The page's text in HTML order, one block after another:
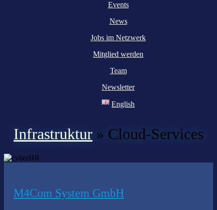
Events
News
Jobs im Netzwerk
Mitglied werden
Team
Newsletter
English
Infrastruktur » Cloud-Services
M4Com System GmbH